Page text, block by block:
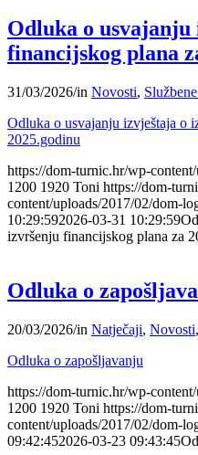
Odluka o
financijskog plana
31/03/2026/in Novosti,
Odluka o usvajanju izvještaja o
2025.godinu
https://dom-turnic.hr/wp-
1200 1920 Toni https://dom-
content/uploads/2017/02/dom-
10:29:592026-03-31 10:29:59
izvršenju financijskog plana za
Odluka o
20/03/2026/in Natječaji, Novosti,
Odluka o zapošljavanju
https://dom-turnic.hr/wp-
1200 1920 Toni https://dom-
content/uploads/2017/02/dom-
09:42:452026-03-23 09:43:45